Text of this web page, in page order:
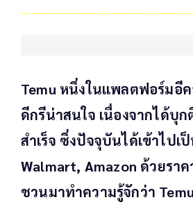
Temu หนึ่งในแพลตฟอร์มอี
ดีกรีน่าสนใจ เนื่องจากได้บุ
สำเร็จ ซึ่งปัจจุบันได้เข้าไป
Walmart,​ Amazon ด้วยรา
ชวนมาทำความรู้จักว่า